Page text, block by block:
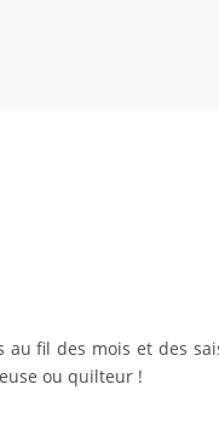
fil des mois et des
ou quilteur !